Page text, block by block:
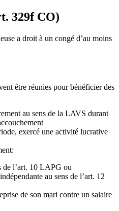
329f CO)
a droit à un congé d’au moins
être réunies pour bénéficier des
au sens de la LAVS durant
exercé une activité lucrative
de l’art. 10 LAPG ou
au sens de l’art. 12
de son mari contre un salaire